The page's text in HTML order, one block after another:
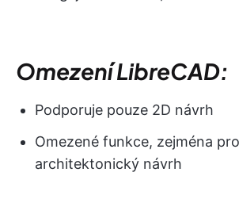
Omezení LibreCAD:
Podporuje pouze 2D návrh
Omezené funkce, zejména pro
architektonický návrh